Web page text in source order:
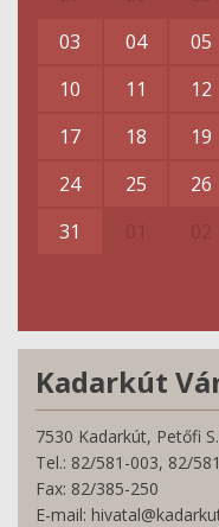
03
04 05
10
11 12
17
18 19
24
25 26
31
Kadarkút
7530 Kadarkút, Petőfi
Tel.: 82/581-003, 82/
Fax: 82/385-250
E-mail: